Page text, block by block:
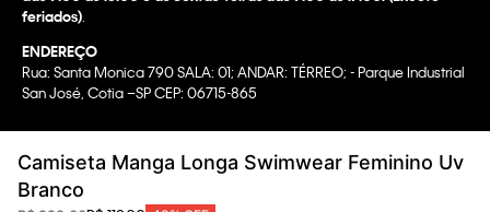
Camiseta Manga Longa Swimwear Feminino Uv
Branco
feriados)
ENDEREÇO
Rua: Santa Monica 790 SALA: 01; ANDAR: TÉRREO; - Parque Industrial
San José, Cotia –SP CEP: 06715-865
WBR INDUSTRIA E COMERCIO DE VESTUARIO LTDA.
CNPJ 07.296.319/0058-90